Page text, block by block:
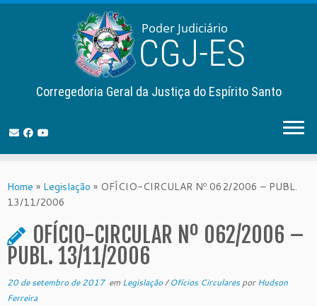
to
content
Corregedoria Geral da Justiça do Espírito Santo
Home » Legislação » OFÍCIO-CIRCULAR Nº 062/2006 – PUBL.
13/11/2006
OFÍCIO-CIRCULAR Nº 062/2006 –
PUBL. 13/11/2006
20 de setembro de 2017em Legislação/Ofícios CircularesporHudson
Ferreira